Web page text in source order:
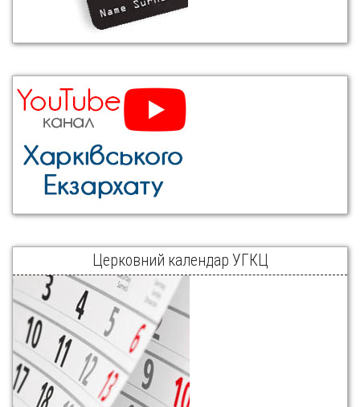
Церковний календар УГКЦ